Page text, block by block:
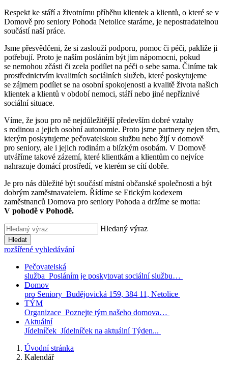
Respekt ke stáří a životnímu příběhu klientek a klientů, o které se v
Domově pro seniory Pohoda Netolice staráme, je nepostradatelnou
součástí naší práce.
Jsme přesvědčeni, že si zaslouží podporu, pomoc či péči, pakliže ji
potřebují. Proto je naším posláním být jim nápomocni, pokud
se nemohou zčásti či zcela podílet na péči o sebe sama. Činíme tak
prostřednictvím kvalitních sociálních služeb, které poskytujeme
se zájmem podílet se na osobní spokojenosti a kvalitě života našich
klientek a klientů v období nemoci, stáří nebo jiné nepříznivé
sociální situace.
Víme, že jsou pro ně nejdůležitější především dobré vztahy
s rodinou a jejich osobní autonomie. Proto jsme partnery nejen těm,
kterým poskytujeme pečovatelskou službu nebo žijí v domově
pro seniory, ale i jejich rodinám a blízkým osobám. V Domově
utváříme takové zázemí, které klientkám a klientům co nejvíce
nahrazuje domácí prostředí, ve kterém se cítí dobře.
Je pro nás důležité být součástí místní občanské společnosti a být
dobrým zaměstnavatelem. Řídíme se Etickým kodexem
zaměstnanců Domova pro seniory Pohoda a držíme se motta:
V pohodě v Pohodě.
Hledaný výraz
Hledat
rozšířené vyhledávání
Pečovatelská
služba Posláním je poskytovat sociální službu…
Domov
pro Seniory Budějovická 159, 384 11, Netolice
TÝM
Organizace Poznejte tým našeho domova…
Aktuální
Jídelníček Jídelníček na aktuální Týden...
Úvodní stránka
Kalendář